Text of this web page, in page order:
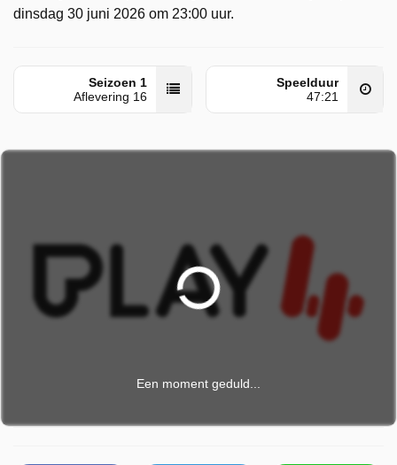
dinsdag 30 juni 2026 om 23:00 uur.
Seizoen 1
Aflevering 16
Speelduur
47:21
Een moment geduld...